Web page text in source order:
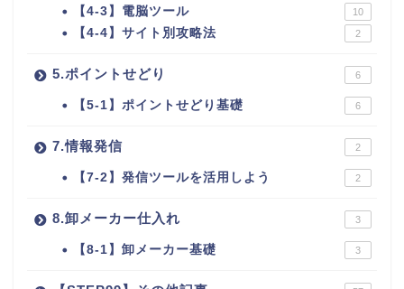
【4-3】電脳ツール 10
【4-4】サイト別攻略法 2
5.ポイントせどり 6
【5-1】ポイントせどり基礎 6
7.情報発信 2
【7-2】発信ツールを活用しよう 2
8.卸メーカー仕入れ 3
【8-1】卸メーカー基礎 3